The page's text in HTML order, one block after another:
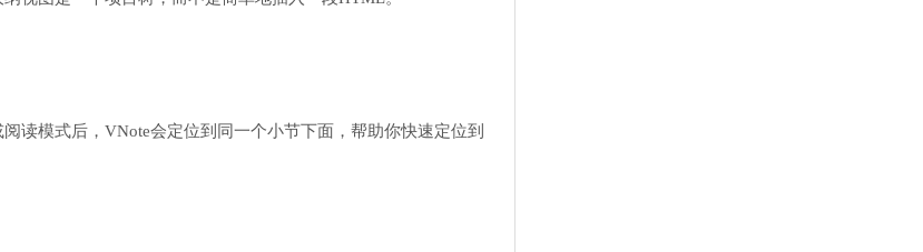
读模式后，VNote会定位到同一个小节下面，帮助你快速定位到